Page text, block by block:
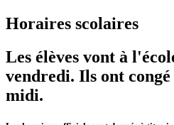
Horaires scolaires
Les élèves vont à
vendredi. Ils ont
midi.